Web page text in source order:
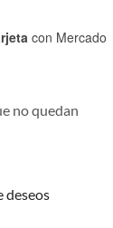
con Mercado
no quedan
deseos